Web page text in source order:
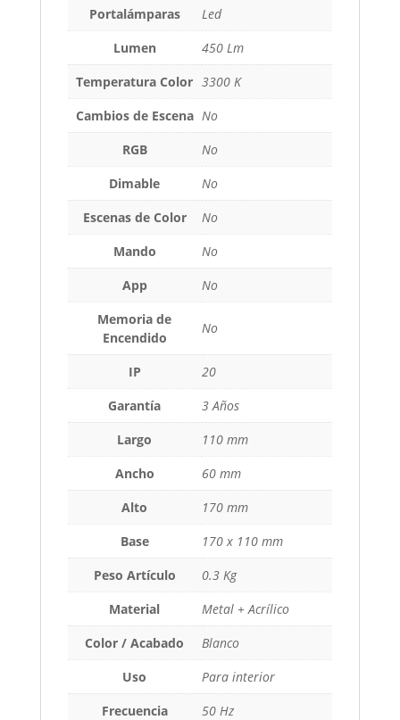
Portalámparas
Led
Lumen
450 Lm
Temperatura Color 3300 K
Cambios de Escena No
RGB
No
Dimable
No
Escenas de Color
No
Mando
No
App
No
Memoria de
Encendido
No
IP
20
Garantía
3 Años
Largo
110 mm
Ancho
60 mm
Alto
170 mm
Base
170 x 110 mm
Peso Artículo
0.3 Kg
Material
Metal + Acrílico
Color / Acabado
Blanco
Uso
Para interior
Frecuencia
50 Hz